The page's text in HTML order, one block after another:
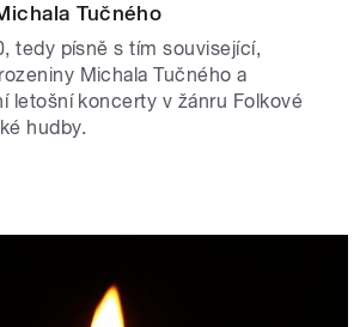
Tučného
tedy písně s tím související,
Michala Tučného a
letošní koncerty v žánru Folkové
hudby.